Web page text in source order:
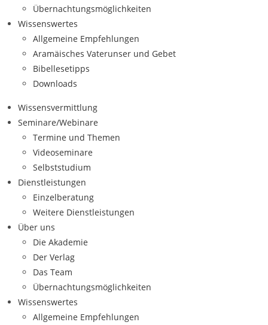
Übernachtungsmöglichkeiten
Wissenswertes
Allgemeine Empfehlungen
Aramäisches Vaterunser und Gebet
Bibellesetipps
Downloads
Wissensvermittlung
Seminare/Webinare
Termine und Themen
Videoseminare
Selbststudium
Dienstleistungen
Einzelberatung
Weitere Dienstleistungen
Über uns
Die Akademie
Der Verlag
Das Team
Übernachtungsmöglichkeiten
Wissenswertes
Allgemeine Empfehlungen